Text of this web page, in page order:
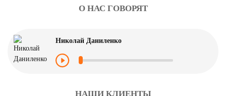
О НАС ГОВОРЯТ
Николай Даниленко
НАШИ КЛИЕНТЫ